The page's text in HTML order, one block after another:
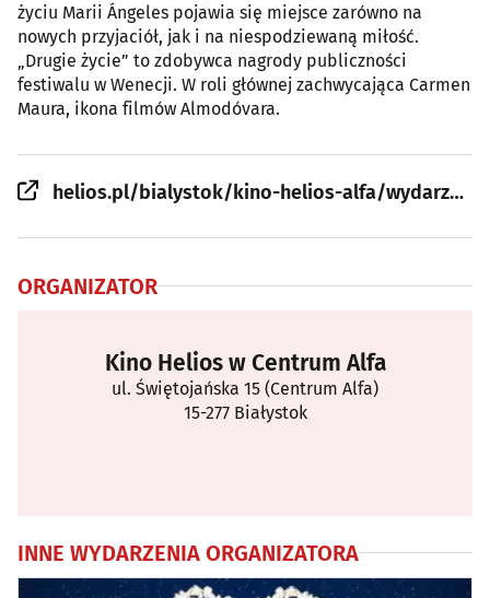
życiu Marii Ángeles pojawia się miejsce zarówno na
nowych przyjaciół, jak i na niespodziewaną miłość.
„Drugie życie” to zdobywca nagrody publiczności
festiwalu w Wenecji. W roli głównej zachwycająca Carmen
Maura, ikona filmów Almodóvara.
helios.pl/bialystok/kino-helios-alfa/wydarzenie/drugie-zycie-kino-konesera-2637
ORGANIZATOR
Kino Helios w Centrum Alfa
ul. Świętojańska 15 (Centrum Alfa)
15-277 Białystok
INNE WYDARZENIA ORGANIZATORA